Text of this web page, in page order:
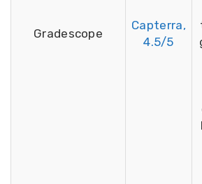
Gradescope
Capterra,
4.5/5